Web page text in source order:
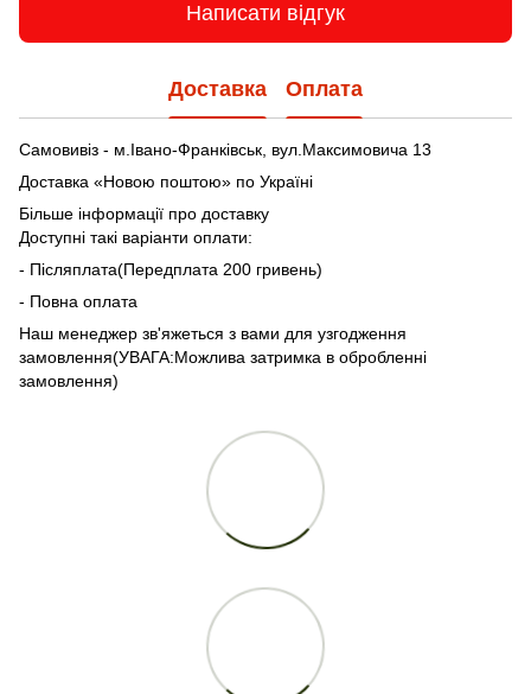
Написати відгук
Доставка Оплата
Самовивіз - м.Івано-Франківськ, вул.Максимовича 13
Доставка «Новою поштою» по Україні
Більше інформації про доставку
Доступні такі варіанти оплати:
- Післяплата(Передплата 200 гривень)
- Повна оплата
Наш менеджер зв'яжеться з вами для узгодження
замовлення(УВАГА:Можлива затримка в обробленні
замовлення)